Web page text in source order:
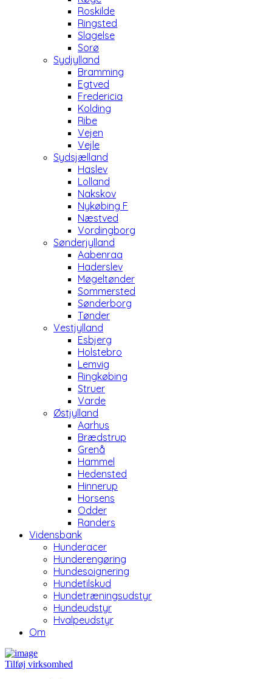
Roskilde
Ringsted
Slagelse
Sorø
Sydjylland
Bramming
Egtved
Fredericia
Kolding
Ribe
Vejen
Vejle
Sydsjælland
Haslev
Lolland
Nakskov
Nykøbing F
Næstved
Vordingborg
Sønderjylland
Aabenraa
Haderslev
Møgeltønder
Sommersted
Sønderborg
Tønder
Vestjylland
Esbjerg
Holstebro
Lemvig
Ringkøbing
Struer
Varde
Østjylland
Aarhus
Brædstrup
Grenå
Hammel
Hedensted
Hinnerup
Horsens
Odder
Randers
Vidensbank
Hunderacer
Hunderengøring
Hundesoignering
Hundetilskud
Hundetræningsudstyr
Hundeudstyr
Hvalpeudstyr
Om
Tilføj virksomhed